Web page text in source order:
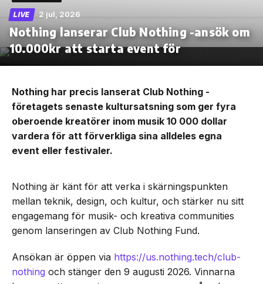
LIVE 2 jul, 2026
Nothing lanserar Club Nothing -ansök om
10.000kr att starta event för
Nothing har precis lanserat Club Nothing -
företagets senaste kultursatsning som ger fyra
oberoende kreatörer inom musik 10 000 dollar
vardera för att förverkliga sina alldeles egna
event eller festivaler.
Nothing är känt för att verka i skärningspunkten
mellan teknik, design, och kultur, och stärker nu sitt
engagemang för musik- och kreativa communities
genom lanseringen av Club Nothing Fund.
Ansökan är öppen via https://us.nothing.tech/club-
nothing och stänger den 9 augusti 2026. Vinnarna